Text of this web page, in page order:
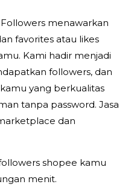
menawarkan
favorites atau likes
Kami hadir menjadi
followers, dan
yang berkualitas
tanpa password. Jasa
dan
shopee kamu
menit.